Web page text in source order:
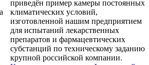
приведён пример камеры постоянных
климатических условий,
изготовленной нашим предприятием
для испытаний лекарственных
препаратов и фармацевтических
субстанций по техническому заданию
крупной российской компании.